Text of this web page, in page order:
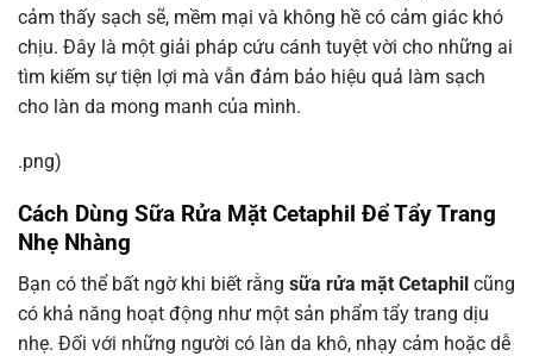
cảm thấy sạch sẽ, mềm mại và không hề có cảm giác khó
chịu. Đây là một giải pháp cứu cánh tuyệt vời cho những ai
tìm kiếm sự tiện lợi mà vẫn đảm bảo hiệu quả làm sạch
cho làn da mong manh của mình.
.png)
Cách Dùng Sữa Rửa Mặt Cetaphil Để Tẩy Trang
Nhẹ Nhàng
Bạn có thể bất ngờ khi biết rằng sữa rửa mặt Cetaphil cũng
có khả năng hoạt động như một sản phẩm tẩy trang dịu
nhẹ. Đối với những người có làn da khô, nhạy cảm hoặc dễ